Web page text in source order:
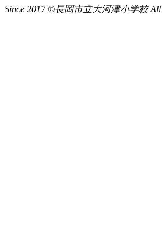
Since 2017 ©長岡市立大河津小学校 All